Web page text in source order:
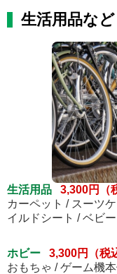
生活用品など
生活用品
3,300円（
カーペット / スーツ
イルドシート / ベビ
ホビー
3,300円（税
おもちゃ / ゲーム機